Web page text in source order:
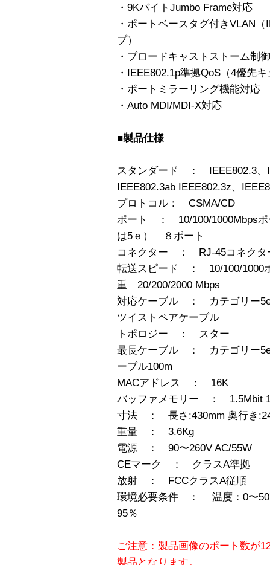
・9KバイトJumbo Frame対応
・ポートベースタグ付きVLAN
プ）
・ブロードキャストストーム制御
・IEEE802.1p準拠QoS（4優先
・ポートミラーリング機能対応
・Auto MDI/MDI-X対応
■製品仕様
スタンダード ： IEEE802.3、
IEEE802.3ab IEEE802.3z、
プロトコル： CSMA/CD
ポート ： 10/100/1000Mbpsポ
は5ｅ） ８ポート
コネクター ： RJ-45コネクタ
転送スピード ： 10/100/1000
重 20/200/2000 Mbps
対応ケーブル ： カテゴリー5e
ツイストペアケーブル
トポロジー ： スター
最長ケーブル ： カテゴリー5e
ーブル100m
MACアドレス ： 16K
バッファメモリー ： 1.5Mbit
寸法 ： 長さ:430mm 奥行き
重量 ： 3.6Kg
電源 ： 90〜260V AC/55W
CEマーク ： クラスA準拠
放射 ： FCCクラスA従順
環境必要条件 ： 温度：0〜
95％
ご注意：製品画像のポート数が
製品となります。